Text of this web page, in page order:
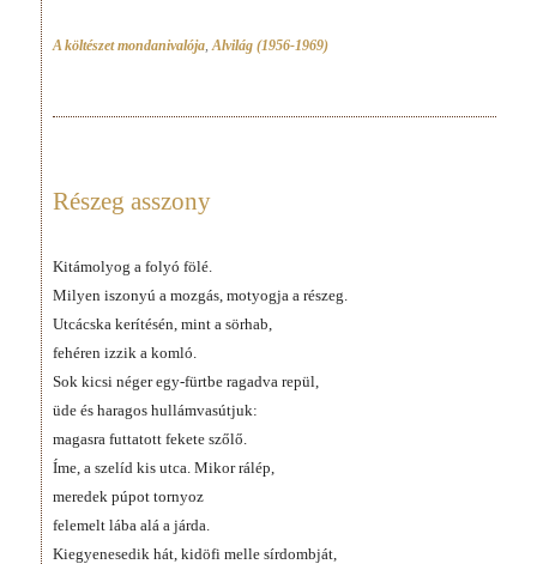
A költészet mondanivalója,Alvilág (1956-1969)
Részeg asszony
Kitámolyog a folyó fölé.
Milyen iszonyú a mozgás, motyogja a részeg.
Utcácska kerítésén, mint a sörhab,
fehéren izzik a komló.
Sok kicsi néger egy-fürtbe ragadva repül,
üde és haragos hullámvasútjuk:
magasra futtatott fekete szőlő.
Íme, a szelíd kis utca. Mikor rálép,
meredek púpot tornyoz
felemelt lába alá a járda.
Kiegyenesedik hát, kidöfi melle sírdombját,